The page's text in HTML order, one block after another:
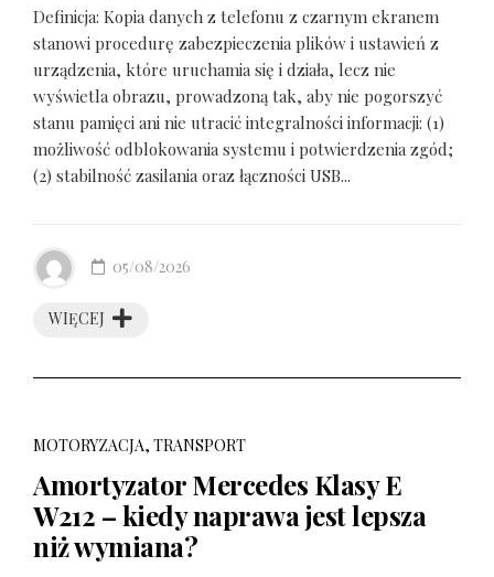
Definicja: Kopia danych z telefonu z czarnym ekranem
stanowi procedurę zabezpieczenia plików i ustawień z
urządzenia, które uruchamia się i działa, lecz nie
wyświetla obrazu, prowadzoną tak, aby nie pogorszyć
stanu pamięci ani nie utracić integralności informacji: (1)
możliwość odblokowania systemu i potwierdzenia zgód;
(2) stabilność zasilania oraz łączności USB...
WIĘCEJ
05/08/2026
MOTORYZACJA, TRANSPORT
Amortyzator Mercedes Klasy E
W212 – kiedy naprawa jest lepsza
niż wymiana?